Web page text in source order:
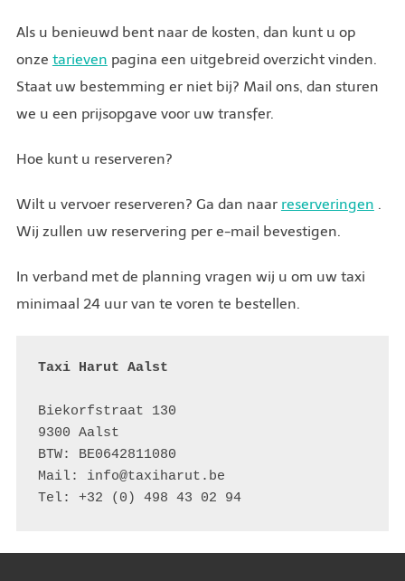
Als u benieuwd bent naar de kosten, dan kunt u op
onze tarieven pagina een uitgebreid overzicht vinden.
Staat uw bestemming er niet bij? Mail ons, dan sturen
we u een prijsopgave voor uw transfer.
Hoe kunt u reserveren?
Wilt u vervoer reserveren? Ga dan naar reserveringen .
Wij zullen uw reservering per e-mail bevestigen.
In verband met de planning vragen wij u om uw taxi
minimaal 24 uur van te voren te bestellen.
Taxi Harut Aalst
Biekorfstraat 130
9300 Aalst
BTW: BE0642811080
Mail: info@taxiharut.be
Tel: +32 (0) 498 43 02 94